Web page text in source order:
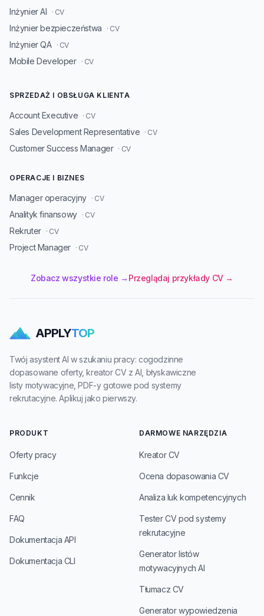
Inżynier AI · CV
Inżynier bezpieczeństwa · CV
Inżynier QA · CV
Mobile Developer · CV
SPRZEDAŻ I OBSŁUGA KLIENTA
Account Executive · CV
Sales Development Representative · CV
Customer Success Manager · CV
OPERACJE I BIZNES
Manager operacyjny · CV
Analityk finansowy · CV
Rekruter · CV
Project Manager · CV
Zobacz wszystkie role → Przeglądaj przykłady CV →
APPLYTOP
Twój asystent AI w szukaniu pracy: cogodzinne
dopasowane oferty, kreator CV z AI, błyskawiczne
listy motywacyjne, PDF-y gotowe pod systemy
rekrutacyjne. Aplikuj jako pierwszy.
PRODUKT
Oferty pracy
Funkcje
Cennik
FAQ
Dokumentacja API
Dokumentacja CLI
DARMOWE NARZĘDZIA
Kreator CV
Ocena dopasowania CV
Analiza luk kompetencyjnych
Tester CV pod systemy
rekrutacyjne
Generator listów
motywacyjnych AI
Tłumacz CV
Generator wypowiedzenia